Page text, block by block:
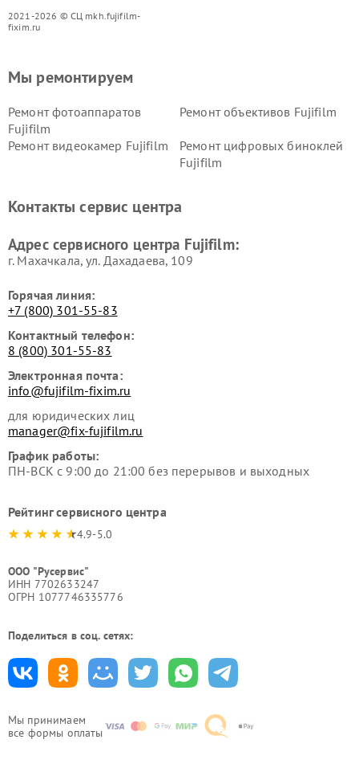
2021-2026 © СЦ mkh.fujifilm-
fixim.ru
Мы принимаем
все формы оплаты
Мы ремонтируем
Ремонт фотоаппаратов
Fujifilm
Ремонт объективов Fujifilm
Ремонт видеокамер Fujifilm
Ремонт цифровых биноклей
Fujifilm
Контакты сервис центра
Адрес сервисного центра Fujifilm:
г. Махачкала, ул. Дахадаева, 109
Горячая линия:
+7 (800) 301-55-83
Контактный телефон:
8 (800) 301-55-83
Электронная почта:
info@fujifilm-fixim.ru
для юридических лиц
manager@fix-fujifilm.ru
График работы:
ПН-ВСК с 9:00 до 21:00 без перерывов и выходных
Рейтинг сервисного центра
4.9-5.0
ООО "Русервис"
ИНН 7702633247
ОГРН 1077746335776
Поделиться в соц. сетях: